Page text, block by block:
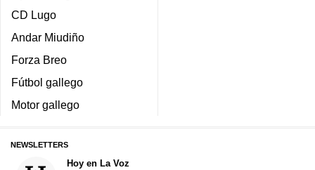
CD Lugo
Andar Miudiño
Forza Breo
Fútbol gallego
Motor gallego
NEWSLETTERS
Hoy en La Voz